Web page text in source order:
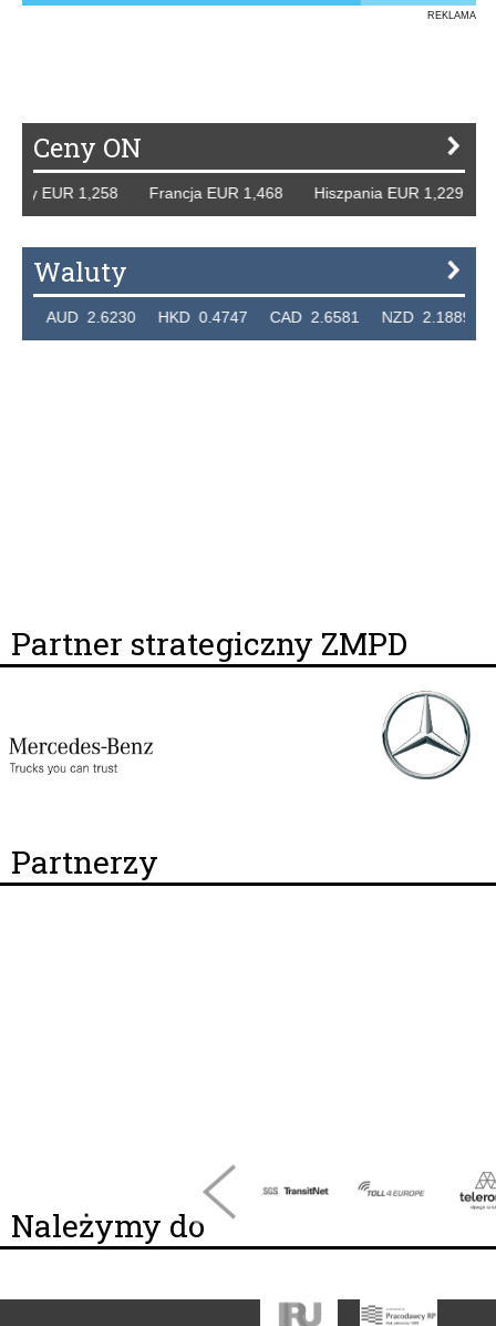
REKLAMA
Ceny ON
1,258 Francja EUR 1,468 Hiszpania EUR 1,229 WB
Waluty
2.6230 HKD 0.4747 CAD 2.6581 NZD 2.1889 SGD
Partner strategiczny ZMPD
Partnerzy
Należymy do